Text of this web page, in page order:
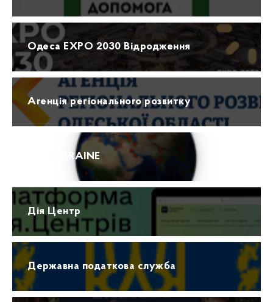
Одеса EXPO 2030 Відродження
Агенція регіонального розвитку
ПРО UKRAINE
Дія Центр
Державна податкова служба